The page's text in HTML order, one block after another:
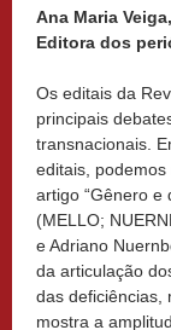
Ana Maria
Editora dos
Os editais da
principais
transnacionais.
editais,
artigo “Gênero e
(MELLO;
e Adriano
da articulação
das deficiências,
mostra a